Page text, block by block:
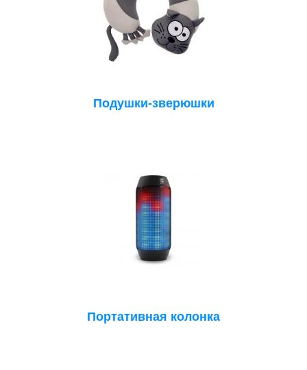
Подушки-зверюшки
Портативная колонка